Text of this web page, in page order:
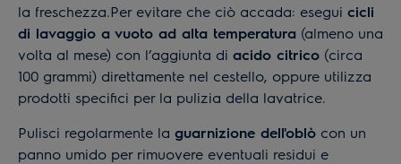
la freschezza.Per evitare che ciò accada: esegui cicli
di lavaggio a vuoto ad alta temperatura (almeno una
volta al mese) con l’aggiunta di acido citrico (circa
100 grammi) direttamente nel cestello, oppure utilizza
prodotti specifici per la pulizia della lavatrice.
Pulisci regolarmente la guarnizione dell'oblò con un
panno umido per rimuovere eventuali residui e